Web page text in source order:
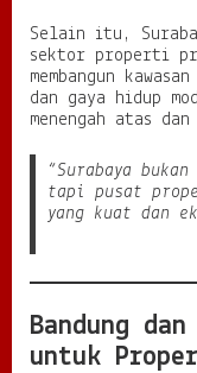
Selain itu,
sektor properti
membangun kawasan
dan gaya hidup
menengah atas
“Surabaya
tapi pusat
yang kuat dan
Bandung
untuk